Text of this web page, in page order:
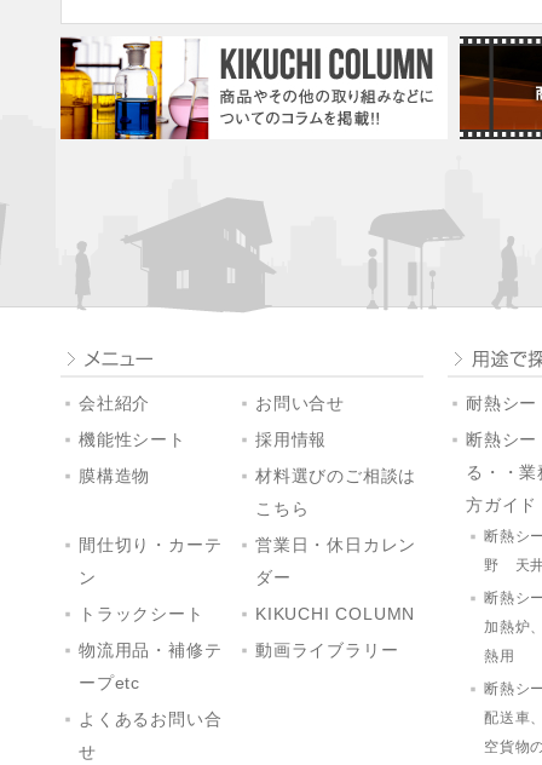
会社紹介
お問い合せ
機能性シート
採用情報
膜構造物
材料選びのご相談は
こちら
間仕切り・カーテ
ン
営業日・休日カレン
ダー
トラックシート
KIKUCHI COLUMN
物流用品・補修テ
ープetc
動画ライブラリー
よくあるお問い合
せ
耐熱シ
断熱シ
る・・
方ガイド
断熱シ
野 天
断熱シ
加熱炉
熱用
断熱シ
配送車
空貨物